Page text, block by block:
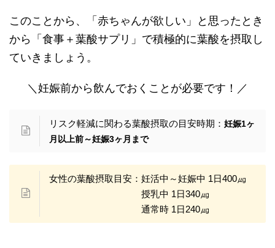
このことから、「赤ちゃんが欲しい」と思ったとき
から「食事＋葉酸サプリ」で積極的に葉酸を摂取し
ていきましょう。
＼妊娠前から飲んでおくことが必要です！／
リスク軽減に関わる葉酸摂取の目安時期： 妊娠1ヶ
月以上前～妊娠3ヶ月まで
女性の葉酸摂取目安：妊活中～妊娠中 1日400㎍
授乳中 1日340㎍
通常時 1日240㎍